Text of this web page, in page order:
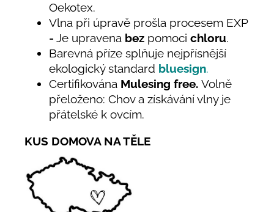
Oekotex.
Vlna při úpravě prošla procesem EXP
= Je upravena bez pomoci chloru.
Barevná příze splňuje nejpřísnější
ekologický standard bluesign.
Certifikována Mulesing free. Volně
přeloženo: Chov a získávání vlny je
přátelské k ovcím.
KUS DOMOVA NA TĚLE